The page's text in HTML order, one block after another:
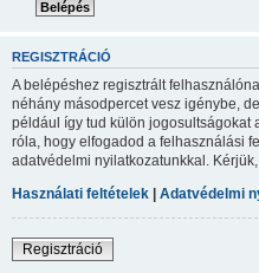
REGISZTRÁCIÓ
A belépéshez regisztrált
néhány másodpercet vesz igénybe,
például így tud külön jogosultságokat
róla, hogy elfogadod a felhasználási
adatvédelmi nyilatkozatunkkal.
Használati feltételek | Adatvédelmi
Regisztráció